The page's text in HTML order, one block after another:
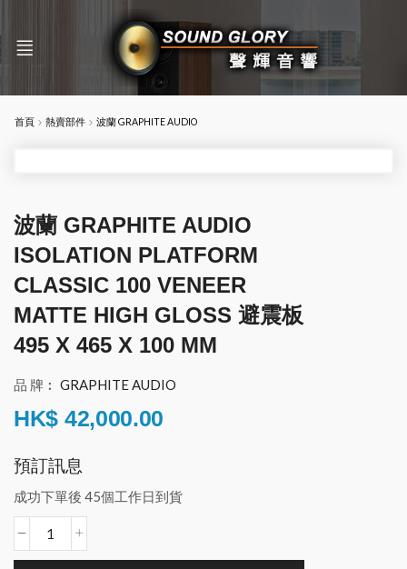
首頁 熱賣部件 波蘭 GRAPHITE AUDIO
波蘭 GRAPHITE AUDIO
ISOLATION PLATFORM
CLASSIC 100 VENEER
MATTE HIGH GLOSS 避震板
495 X 465 X 100 MM
品 牌︰ GRAPHITE AUDIO
HK$ 42,000.00
預訂訊息
成功下單後 45個工作日到貨